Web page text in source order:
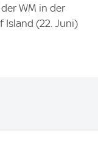
WM in der
Island (22. Juni)